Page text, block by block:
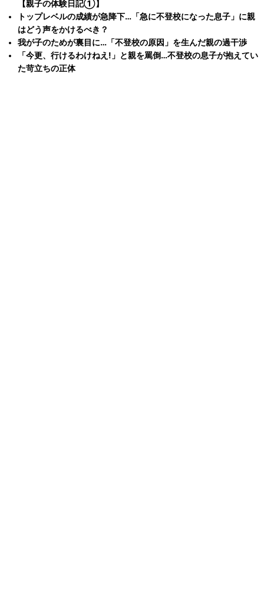
【親子の体験日記①】
トップレベルの成績が急降下…「急に不登校になった息子」に親
はどう声をかけるべき？
我が子のためが裏目に…「不登校の原因」を生んだ親の過干渉
「今更、行けるわけねえ!」と親を罵倒…不登校の息子が抱えてい
た苛立ちの正体